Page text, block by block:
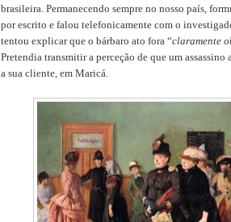
brasileira. Permanecendo sempre no nosso país,
por escrito e falou telefonicamente com o
tentou explicar que o bárbaro ato fora “claramente
Pretendia transmitir a perceção de que um assassino
a sua cliente, em Maricá.